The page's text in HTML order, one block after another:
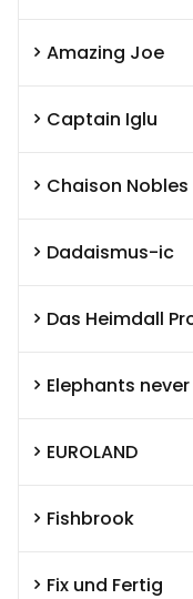
Amazing Joe
Captain Iglu
Chaison Nobles
Dadaismus-ic
Das Heimdall
Elephants
EUROLAND
Fishbrook
Fix und Fertig